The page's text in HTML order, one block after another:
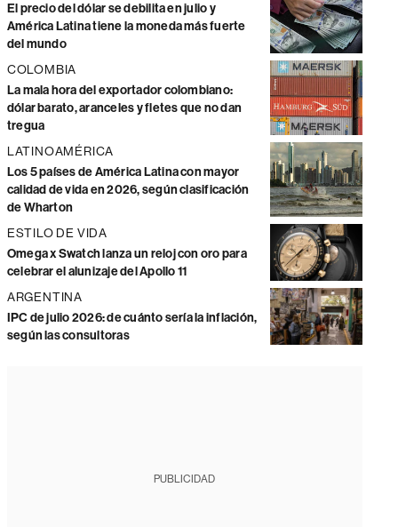
El precio del dólar se debilita en julio y
América Latina tiene la moneda más fuerte
del mundo
COLOMBIA
La mala hora del exportador colombiano:
dólar barato, aranceles y fletes que no dan
tregua
LATINOAMÉRICA
Los 5 países de América Latina con mayor
calidad de vida en 2026, según clasificación
de Wharton
ESTILO DE VIDA
Omega x Swatch lanza un reloj con oro para
celebrar el alunizaje del Apollo 11
ARGENTINA
IPC de julio 2026: de cuánto sería la inflación,
según las consultoras
PUBLICIDAD